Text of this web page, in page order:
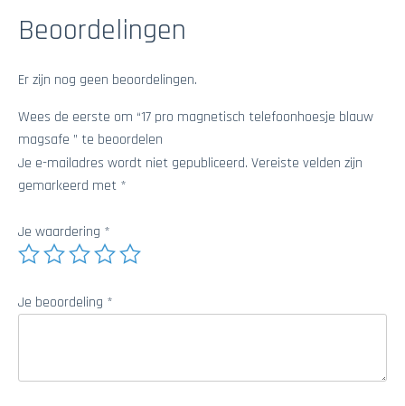
Beoordelingen
Er zijn nog geen beoordelingen.
Wees de eerste om “17 pro magnetisch telefoonhoesje blauw
magsafe ” te beoordelen
Je e-mailadres wordt niet gepubliceerd. Vereiste velden zijn
gemarkeerd met *
Je waardering *
Je beoordeling *